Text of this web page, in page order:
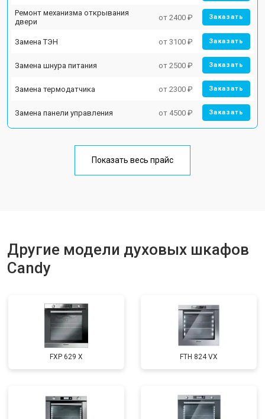
Ремонт механизма открывания
двери
от 2400 ₽ Заказать
Замена ТЭН от 3100 ₽ Заказать
Замена шнура питания от 2500 ₽ Заказать
Замена термодатчика от 2300 ₽ Заказать
Замена панели управления от 4500 ₽ Заказать
Показать весь прайс
Другие модели духовых шкафов
Candy
FXP 629 X FTH 824 VX